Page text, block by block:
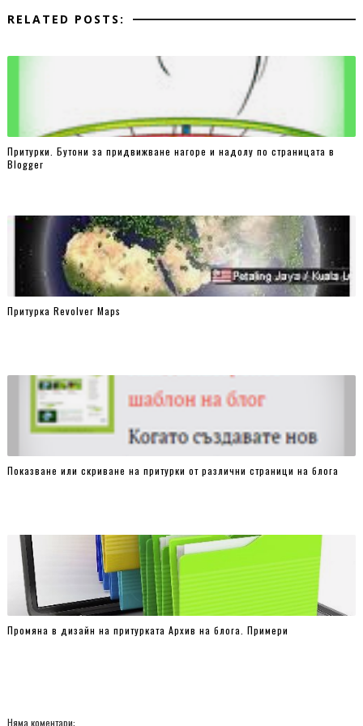
clear: both;
display: block;
list-style: none;
.trendy_counters ul li {
text-align: center;
background: #f9f9f9;
}
.trendy_counters ul li a {
}
.trendy-counters-per-row-2 ul li {
float: left;
}
.trendy-counters-per-row-4 ul li {
width: 25%;
float: left;
}
RELATED POSTS:
Притурки. Бутони за придвижване нагоре и надолу по страницата в
Blogger
Притурка Revolver Maps
Показване или скриване на притурки от различни страници на блога
Промяна в дизайн на притурката Архив на блога. Примери
Няма коментари: